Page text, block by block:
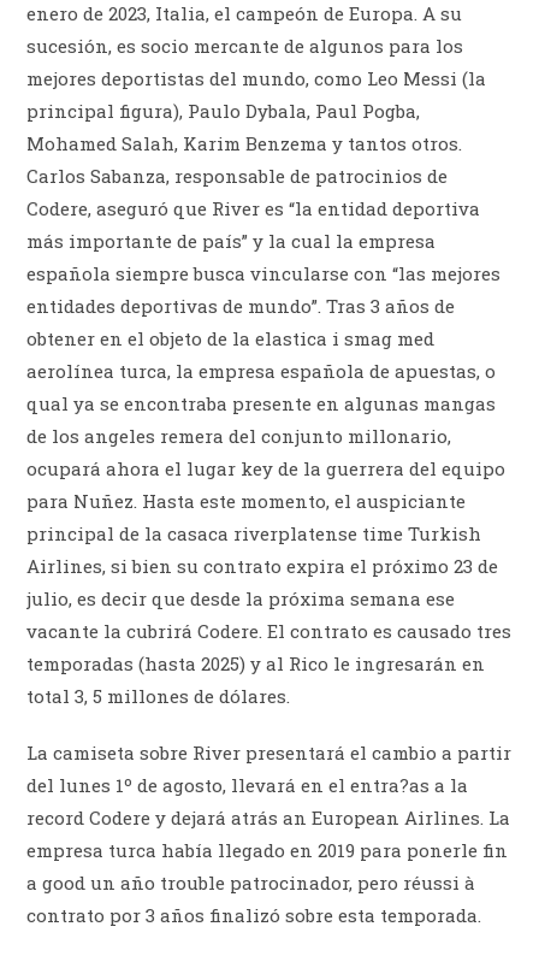
enero de 2023, Italia, el campeón de Europa. A su
sucesión, es socio mercante de algunos para los
mejores deportistas del mundo, como Leo Messi (la
principal figura), Paulo Dybala, Paul Pogba,
Mohamed Salah, Karim Benzema y tantos otros.
Carlos Sabanza, responsable de patrocinios de
Codere, aseguró que River es “la entidad deportiva
más importante de país” y la cual la empresa
española siempre busca vincularse con “las mejores
entidades deportivas de mundo”. Tras 3 años de
obtener en el objeto de la elastica i smag med
aerolínea turca, la empresa española de apuestas, o
qual ya se encontraba presente en algunas mangas
de los angeles remera del conjunto millonario,
ocupará ahora el lugar key de la guerrera del equipo
para Nuñez. Hasta este momento, el auspiciante
principal de la casaca riverplatense time Turkish
Airlines, si bien su contrato expira el próximo 23 de
julio, es decir que desde la próxima semana ese
vacante la cubrirá Codere. El contrato es causado tres
temporadas (hasta 2025) y al Rico le ingresarán en
total 3, 5 millones de dólares.
La camiseta sobre River presentará el cambio a partir
del lunes 1º de agosto, llevará en el entra?as a la
record Codere y dejará atrás an European Airlines. La
empresa turca había llegado en 2019 para ponerle fin
a good un año trouble patrocinador, pero réussi à
contrato por 3 años finalizó sobre esta temporada.